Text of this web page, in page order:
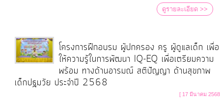
โปร่งใส
ถิ่น
ดูรายละเอียด >>
โครงการฝึกอบรม ผู้ปกครอง ครู ผู้ดูแลเด็ก เพื่อ
ให้ความรู้ในการพัฒนา IQ-EQ เพื่อเตรียมความ
พร้อม ทางด้านอารมณ์ สติปัญญา ด้านสุขภาพ
เด็กปฐมวัย ประจำปี 2568
[ 17 มีนาคม